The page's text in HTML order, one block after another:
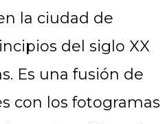
la ciudad de
del siglo XX
Es una fusión de
con los fotogramas